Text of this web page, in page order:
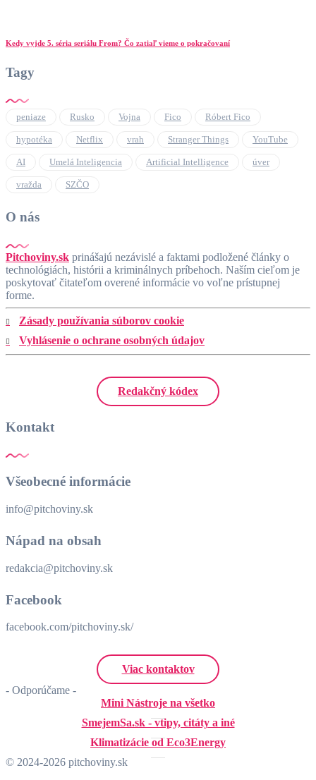
Kedy vyjde 5. séria seriálu From? Čo zatiaľ vieme o pokračovaní
Tagy
peniaze Rusko Vojna Fico Róbert Fico
hypotéka Netflix vrah Stranger Things YouTube
AI Umelá Inteligencia Artificial Intelligence úver
vražda SZČO
O nás
Pitchoviny.sk prinášajú nezávislé a faktami podložené články o
technológiách, histórii a kriminálnych príbehoch. Naším cieľom je
poskytovať čitateľom overené informácie vo voľne prístupnej
forme.
Zásady používania súborov cookie
Vyhlásenie o ochrane osobných údajov
Redakčný kódex
Kontakt
Všeobecné informácie
info@pitchoviny.sk
Nápad na obsah
redakcia@pitchoviny.sk
Facebook
facebook.com/pitchoviny.sk/
Viac kontaktov
- Odporúčame -
Mini Nástroje na všetko
SmejemSa.sk - vtipy, citáty a iné
Klimatizácie od Eco3Energy
© 2024-2026 pitchoviny.sk